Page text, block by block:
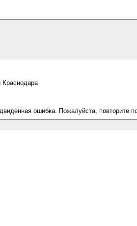
Краснодара
ошибка. Пожалуйста, повторите